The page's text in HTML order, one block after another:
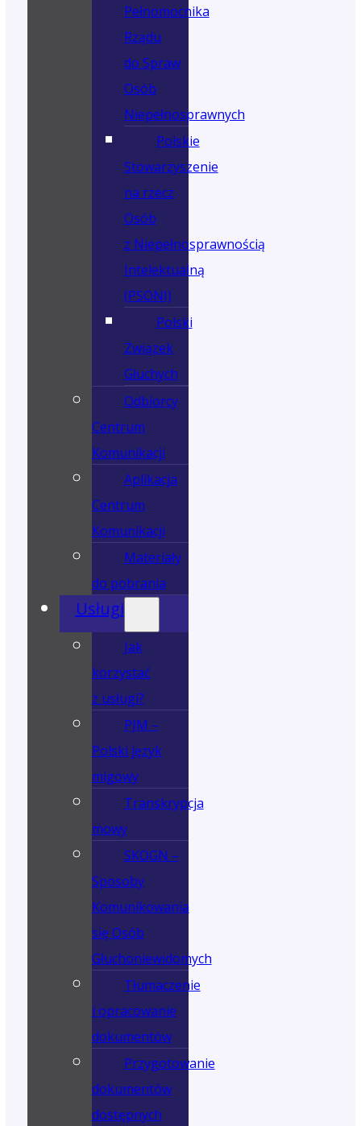
Pełnomocnika
Rządu
do Spraw
Osób
Niepełnosprawnych
Polskie
Stowarzyszenie
na rzecz
Osób
z Niepełnosprawnością
Intelektualną
(PSONI)
Polski
Związek
Głuchych
Odbiorcy
Centrum
Komunikacji
Aplikacja
Centrum
Komunikacji
Materiały
do pobrania
Usługi
Jak
korzystać
z usługi?
PJM –
Polski język
migowy
Transkrypcja
mowy
SKOGN –
Sposoby
Komunikowania
się Osób
Głuchoniewidomych
Tłumaczenie
i opracowanie
dokumentów
Przygotowanie
dokumentów
dostępnych